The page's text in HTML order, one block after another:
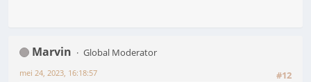
Marvin
Global Moderator
#12
mei 24, 2023, 16:18:57